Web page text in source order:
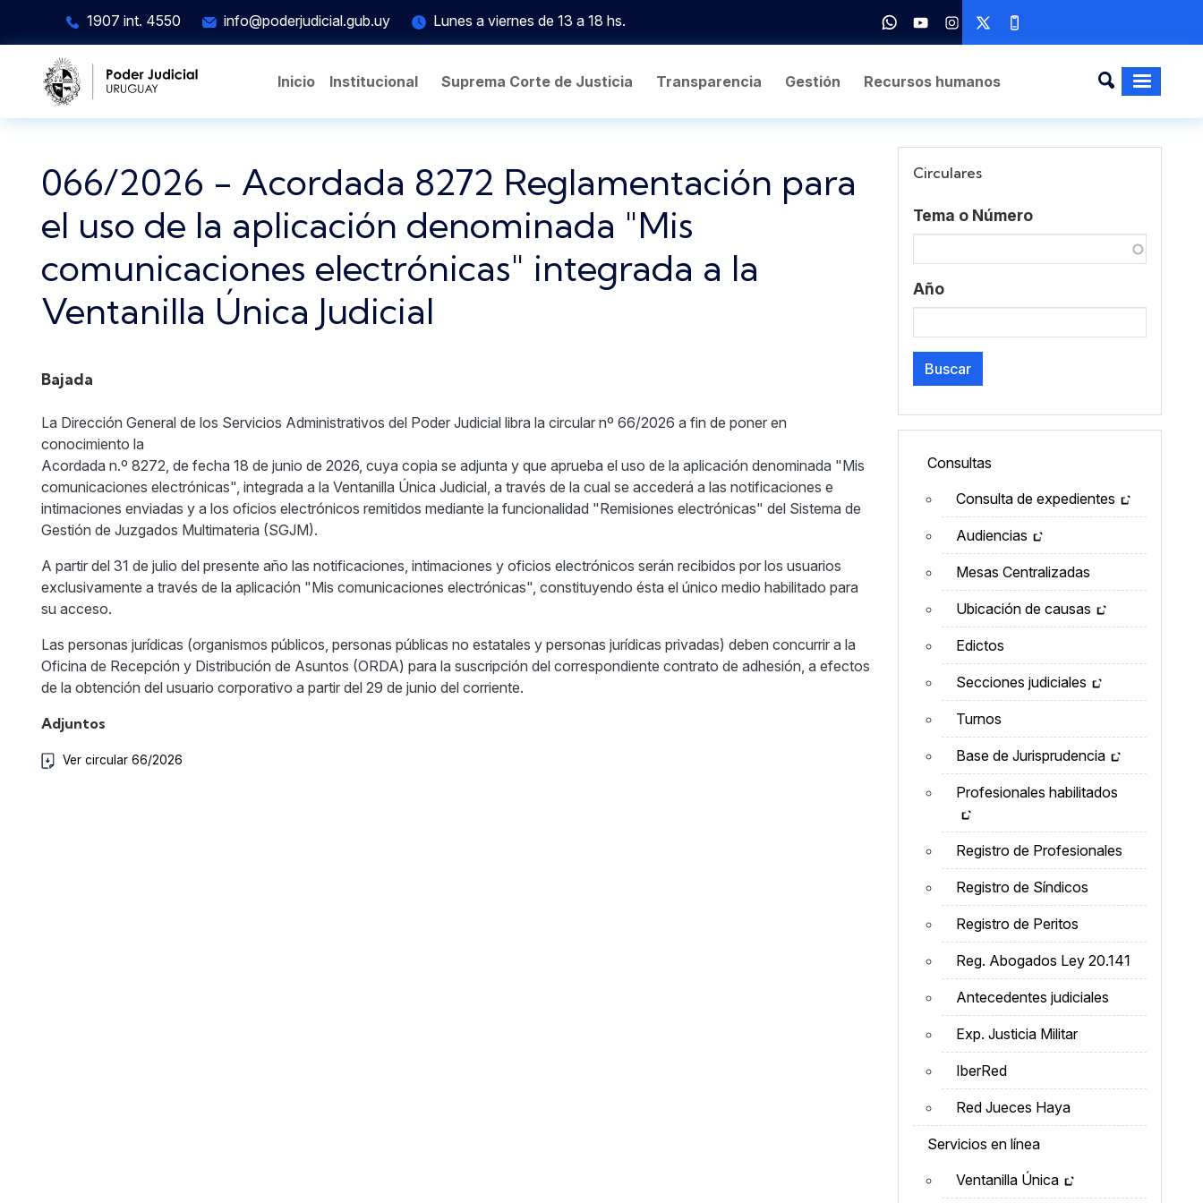
1907 int. 4550 info@poderjudicial.gub.uy Lunes a viernes de 13 a 18 hs.
Inicio Institucional Suprema Corte de Justicia Transparencia Gestión Recursos humanos
066/2026 - Acordada 8272 Reglamentación para
el uso de la aplicación denominada "Mis
comunicaciones electrónicas" integrada a la
Ventanilla Única Judicial
Bajada
La Dirección General de los Servicios Administrativos del Poder Judicial libra la circular nº 66/2026 a fin de poner en
conocimiento la
Acordada n.º 8272, de fecha 18 de junio de 2026, cuya copia se adjunta y que aprueba el uso de la aplicación denominada "Mis
comunicaciones electrónicas", integrada a la Ventanilla Única Judicial, a través de la cual se accederá a las notificaciones e
intimaciones enviadas y a los oficios electrónicos remitidos mediante la funcionalidad "Remisiones electrónicas" del Sistema de
Gestión de Juzgados Multimateria (SGJM).
A partir del 31 de julio del presente año las notificaciones, intimaciones y oficios electrónicos serán recibidos por los usuarios
exclusivamente a través de la aplicación "Mis comunicaciones electrónicas", constituyendo ésta el único medio habilitado para
su acceso.
Las personas jurídicas (organismos públicos, personas públicas no estatales y personas jurídicas privadas) deben concurrir a la
Oficina de Recepción y Distribución de Asuntos (ORDA) para la suscripción del correspondiente contrato de adhesión, a efectos
de la obtención del usuario corporativo a partir del 29 de junio del corriente.
Adjuntos
Ver circular 66/2026
Circulares
Tema o Número
Año
Buscar
Lateral - Menú secundario
Consultas
Consulta de expedientes
Audiencias
Mesas Centralizadas
Ubicación de causas
Edictos
Secciones judiciales
Turnos
Base de Jurisprudencia
Profesionales habilitados
Registro de Profesionales
Registro de Síndicos
Registro de Peritos
Reg. Abogados Ley 20.141
Antecedentes judiciales
Exp. Justicia Militar
IberRed
Red Jueces Haya
Servicios en línea
Ventanilla Única